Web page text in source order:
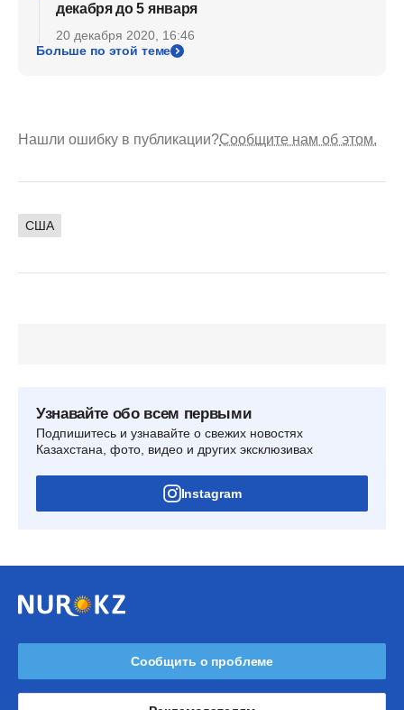
декабря до 5 января
20 декабря 2020, 16:46
Больше по этой теме
Нашли ошибку в публикации?Сообщите нам об этом.
США
Узнавайте обо всем первыми
Подпишитесь и узнавайте о свежих новостях
Казахстана, фото, видео и других эксклюзивах
Instagram
Сообщить о проблеме